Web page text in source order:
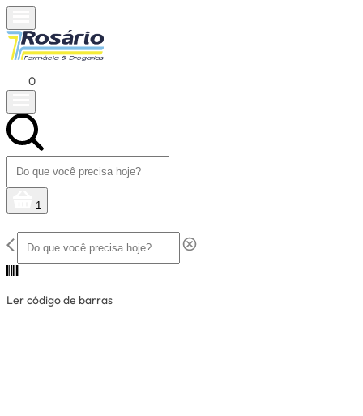
0
1
Ler código de barras